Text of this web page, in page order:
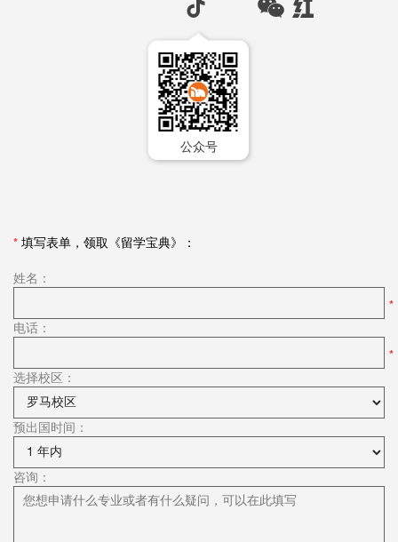
公众号
* 填写表单，领取《留学宝典》：
姓名：
电话：
选择校区：
预出国时间：
咨询：